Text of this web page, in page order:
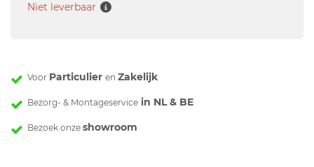
Niet leverbaar
Voor Particulier en Zakelijk
Bezorg- & Montageservice in NL & BE
Bezoek onze showroom